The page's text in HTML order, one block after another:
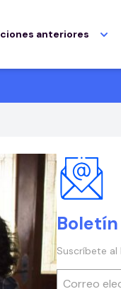
anteriores
Boletín
Suscríbete al